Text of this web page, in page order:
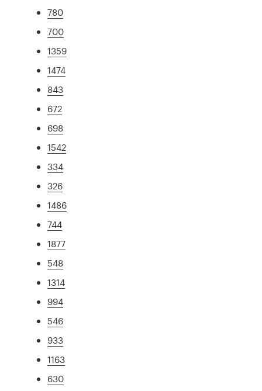
780
700
1359
1474
843
672
698
1542
334
326
1486
744
1877
548
1314
994
546
933
1163
630